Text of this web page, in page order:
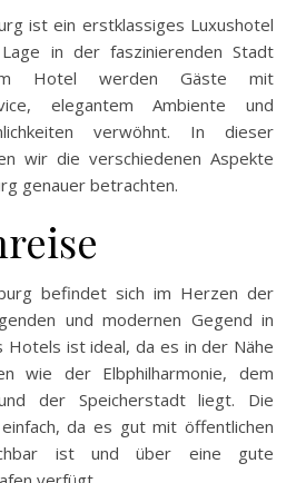
in der faszinierenden Stadt
Hotel werden Gäste mit
elegantem Ambiente und
verwöhnt. In dieser
wir die verschiedenen Aspekte
genauer betrachten.
befindet sich im Herzen der
und modernen Gegend in
Hotels ist ideal, da es in der Nähe
wie der Elbphilharmonie, dem
der Speicherstadt liegt. Die
da es gut mit öffentlichen
ist und über eine gute